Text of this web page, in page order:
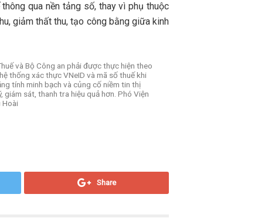
qua nền tảng số, thay vì phụ thuộc
giảm thất thu, tạo công bằng giữa kinh
và Bộ Công an phải được thực hiện theo
thống xác thực VNeID và mã số thuế khi
tính minh bạch và củng cố niềm tin thị
sát, thanh tra hiệu quả hơn. Phó Viện
Hoài
Share